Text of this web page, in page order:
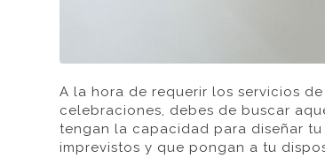
A la hora de requerir los servicios
celebraciones, debes de buscar
tengan la capacidad para diseñar
imprevistos y que pongan a tu